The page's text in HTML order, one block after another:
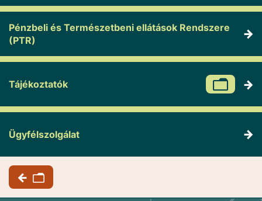
Pénzbeli és Természetbeni ellátások Rendszere
(PTR)
Tájékoztatók
Ügyfélszolgálat